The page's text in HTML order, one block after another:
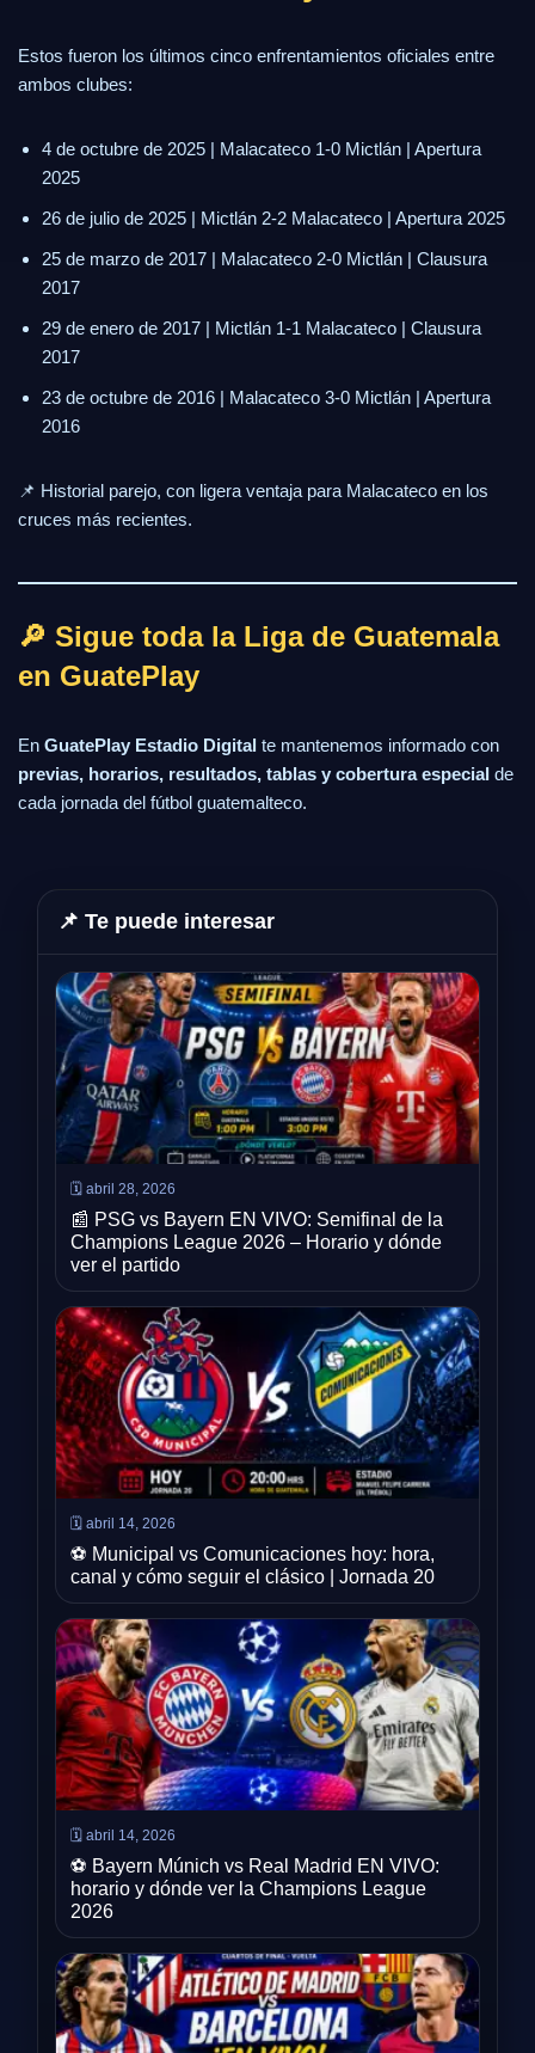
Estos fueron los últimos cinco enfrentamientos oficiales entre
ambos clubes:
4 de octubre de 2025 | Malacateco 1-0 Mictlán | Apertura
2025
26 de julio de 2025 | Mictlán 2-2 Malacateco | Apertura 2025
25 de marzo de 2017 | Malacateco 2-0 Mictlán | Clausura
2017
29 de enero de 2017 | Mictlán 1-1 Malacateco | Clausura
2017
23 de octubre de 2016 | Malacateco 3-0 Mictlán | Apertura
2016
📌 Historial parejo, con ligera ventaja para Malacateco en los
cruces más recientes.
🔎 Sigue toda la Liga de Guatemala
en GuatePlay
En GuatePlay Estadio Digital te mantenemos informado con
previas, horarios, resultados, tablas y cobertura especial de
cada jornada del fútbol guatemalteco.
📌 Te puede interesar
🗓️ abril 28, 2026
📰 PSG vs Bayern EN VIVO: Semifinal de la
Champions League 2026 – Horario y dónde
ver el partido
🗓️ abril 14, 2026
⚽ Municipal vs Comunicaciones hoy: hora,
canal y cómo seguir el clásico | Jornada 20
🗓️ abril 14, 2026
⚽ Bayern Múnich vs Real Madrid EN VIVO:
horario y dónde ver la Champions League
2026